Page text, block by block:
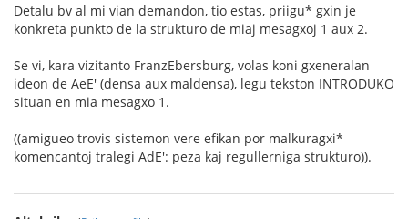
Detalu bv al mi vian demandon, tio estas, priigu* gxin je
konkreta punkto de la strukturo de miaj mesagxoj 1 aux 2.
Se vi, kara vizitanto FranzEbersburg, volas koni gxeneralan
ideon de AeE' (densa aux maldensa), legu tekston INTRODUKO
situan en mia mesagxo 1.
((amigueo trovis sistemon vere efikan por malkuragxi*
komencantoj tralegi AdE': peza kaj regullerniga strukturo)).